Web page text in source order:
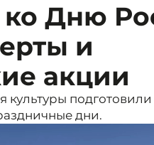
ко Дню
и
акции
культуры
дни.